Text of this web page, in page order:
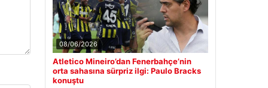
08/06/2026
Atletico Mineiro’dan Fenerbahçe’nin
orta sahasına sürpriz ilgi: Paulo Bracks
konuştu